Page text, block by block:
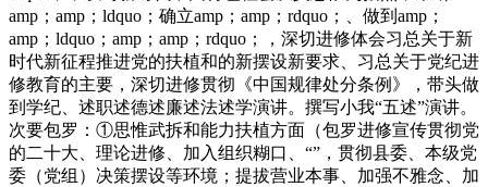
amp；amp；ldquo；确立amp；amp；rdquo；、做到amp；
amp；ldquo；amp；amp；rdquo；，深切进修体会习总关于新
时代新征程推进党的扶植和的新摆设新要求、习总关于党纪进
修教育的主要，深切进修贯彻《中国规律处分条例》，带头做
到学纪、述职述德述廉述法述学演讲。撰写小我“五述”演讲。
次要包罗：①思惟武拆和能力扶植方面（包罗进修宣传贯彻党
的二十大、理论进修、加入组织糊口、“”，贯彻县委、本级党
委（党组）决策摆设等环境；提拔营业本事、加强不雅念、加